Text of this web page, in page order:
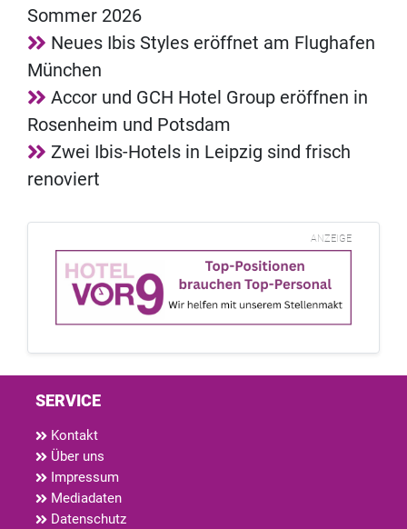
Sommer 2026
Neues Ibis Styles eröffnet am Flughafen
München
Accor und GCH Hotel Group eröffnen in
Rosenheim und Potsdam
Zwei Ibis-Hotels in Leipzig sind frisch
renoviert
ANZEIGE
SERVICE
Kontakt
Über uns
Impressum
Mediadaten
Datenschutz